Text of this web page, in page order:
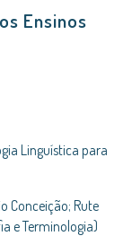
Ensinos
Linguística para
Conceição; Rute
e Terminologia)